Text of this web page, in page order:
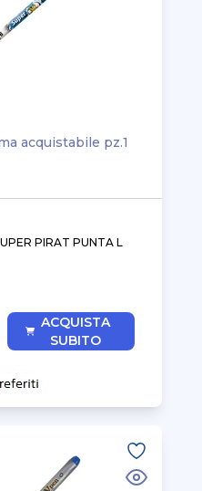
acquistabile pz.1
PIRAT PUNTA L
ACQUISTA
SUBITO